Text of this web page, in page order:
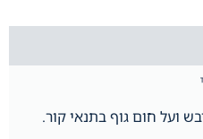
ועל חום גוף בתנאי קור.